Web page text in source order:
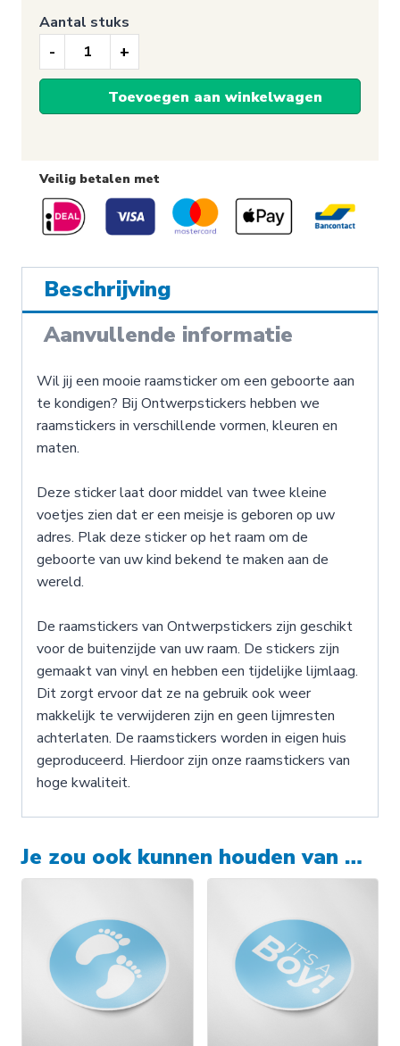
Raamsticker,
Meisjes
sticker
aantal
Aantal stuks
Toevoegen aan winkelwagen
Veilig betalen met
Beschrijving
Aanvullende informatie
Wil jij een mooie raamsticker om een geboorte aan
te kondigen? Bij Ontwerpstickers hebben we
raamstickers in verschillende vormen, kleuren en
maten.
Deze sticker laat door middel van twee kleine
voetjes zien dat er een meisje is geboren op uw
adres. Plak deze sticker op het raam om de
geboorte van uw kind bekend te maken aan de
wereld.
De raamstickers van Ontwerpstickers zijn geschikt
voor de buitenzijde van uw raam. De stickers zijn
gemaakt van vinyl en hebben een tijdelijke lijmlaag.
Dit zorgt ervoor dat ze na gebruik ook weer
makkelijk te verwijderen zijn en geen lijmresten
achterlaten. De raamstickers worden in eigen huis
geproduceerd. Hierdoor zijn onze raamstickers van
hoge kwaliteit.
Je zou ook kunnen houden van …